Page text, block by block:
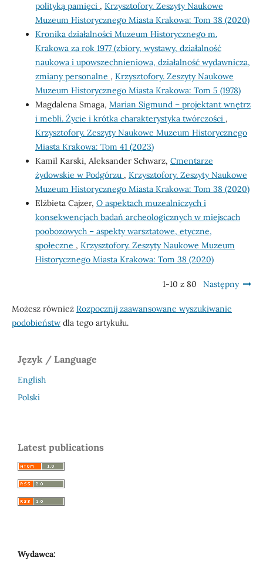
polityką pamięci , Krzysztofory. Zeszyty Naukowe
Muzeum Historycznego Miasta Krakowa: Tom 38 (2020)
Kronika działalności Muzeum Historycznego m.
Krakowa za rok 1977 (zbiory, wystawy, działalność
naukowa i upowszechnieniowa, działalność wydawnicza,
zmiany personalne , Krzysztofory. Zeszyty Naukowe
Muzeum Historycznego Miasta Krakowa: Tom 5 (1978)
Magdalena Smaga, Marian Sigmund – projektant wnętrz
i mebli. Życie i krótka charakterystyka twórczości ,
Krzysztofory. Zeszyty Naukowe Muzeum Historycznego
Miasta Krakowa: Tom 41 (2023)
Kamil Karski, Aleksander Schwarz, Cmentarze
żydowskie w Podgórzu , Krzysztofory. Zeszyty Naukowe
Muzeum Historycznego Miasta Krakowa: Tom 38 (2020)
Elżbieta Cajzer, O aspektach muzealniczych i
konsekwencjach badań archeologicznych w miejscach
poobozowych – aspekty warsztatowe, etyczne,
społeczne , Krzysztofory. Zeszyty Naukowe Muzeum
Historycznego Miasta Krakowa: Tom 38 (2020)
1-10 z 80 Następny
Możesz również Rozpocznij zaawansowane wyszukiwanie
podobieństwdla tego artykułu.
Język / Language
English
Polski
Latest publications
Wydawca: